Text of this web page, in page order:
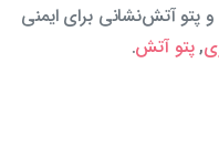
پتو آتش‌نشانی برای ایمنی
,پتو آتش.